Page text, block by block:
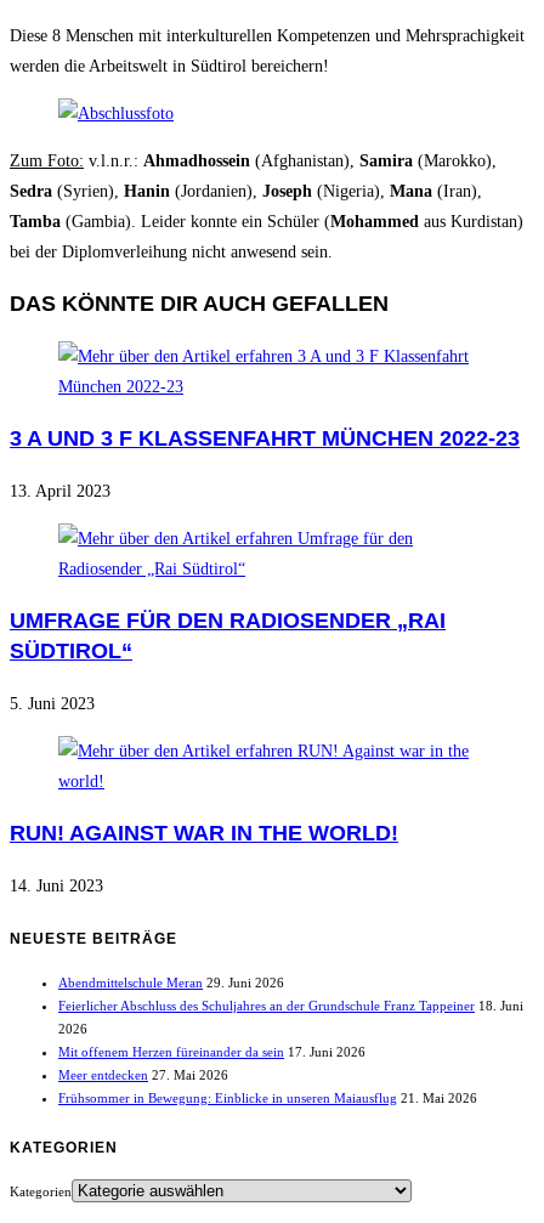
Diese 8 Menschen mit interkulturellen Kompetenzen und Mehrsprachigkeit
werden die Arbeitswelt in Südtirol bereichern!
Zum Foto: v.l.n.r.: Ahmadhossein (Afghanistan), Samira (Marokko),
Sedra (Syrien), Hanin (Jordanien), Joseph (Nigeria), Mana (Iran),
Tamba (Gambia). Leider konnte ein Schüler (Mohammed aus Kurdistan)
bei der Diplomverleihung nicht anwesend sein.
DAS KÖNNTE DIR AUCH GEFALLEN
3 A UND 3 F KLASSENFAHRT MÜNCHEN 2022-23
13. April 2023
UMFRAGE FÜR DEN RADIOSENDER „RAI
SÜDTIROL“
5. Juni 2023
RUN! AGAINST WAR IN THE WORLD!
14. Juni 2023
NEUESTE BEITRÄGE
Abendmittelschule Meran 29. Juni 2026
Feierlicher Abschluss des Schuljahres an der Grundschule Franz Tappeiner 18. Juni
2026
Mit offenem Herzen füreinander da sein 17. Juni 2026
Meer entdecken 27. Mai 2026
Frühsommer in Bewegung: Einblicke in unseren Maiausflug 21. Mai 2026
KATEGORIEN
Kategorien